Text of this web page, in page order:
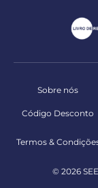
Sobre nós
Código Desconto
Termos &
© 2026